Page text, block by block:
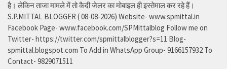
है। लेकिन ताजा मामले में तो कैदी जेलर का मोबाइल ही इस्तेमाल कर रहे हैं।
S.P.MITTAL BLOGGER ( 08-08-2026) Website- www.spmittal.in
Facebook Page- www.facebook.com/SPMittalblog Follow me on
Twitter- https://twitter.com/spmittalblogger?s=11 Blog-
spmittal.blogspot.com To Add in WhatsApp Group- 9166157932 To
Contact- 9829071511